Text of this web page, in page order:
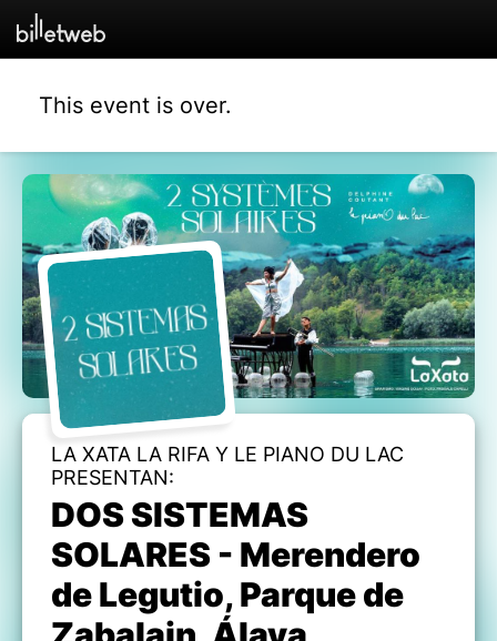
This event is over.
LA XATA LA RIFA Y LE PIANO DU LAC
PRESENTAN:
DOS SISTEMAS
SOLARES - Merendero
de Legutio, Parque de